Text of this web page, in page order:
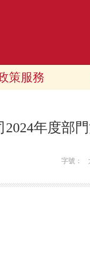
策服務
年度部
字號：